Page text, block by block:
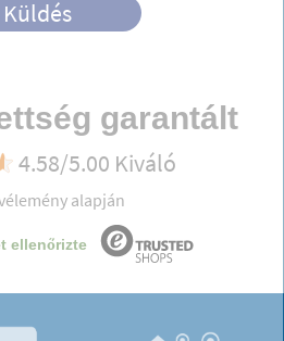
Küldés
garantált
4.58/5.00 Kiváló
alapján
ellenőrizte